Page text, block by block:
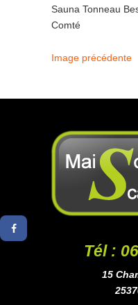
Sauna Tonneau
Comté
Image précédente
Tél :
15